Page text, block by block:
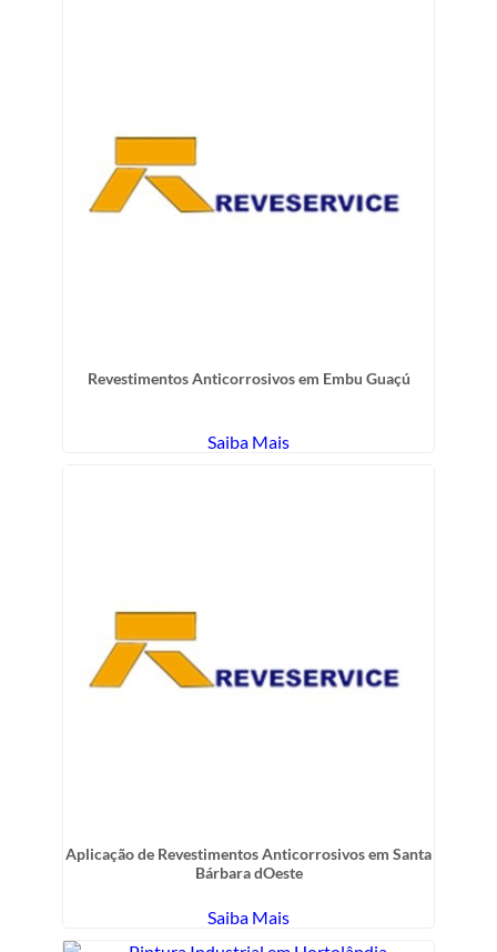
Revestimentos Anticorrosivos em Embu Guaçú
Saiba Mais
Aplicação de Revestimentos Anticorrosivos em Santa
Bárbara dOeste
Saiba Mais